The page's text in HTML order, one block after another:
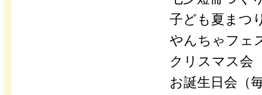
子ども夏まつ
やんちゃフェ
クリスマス会
お誕生日会（